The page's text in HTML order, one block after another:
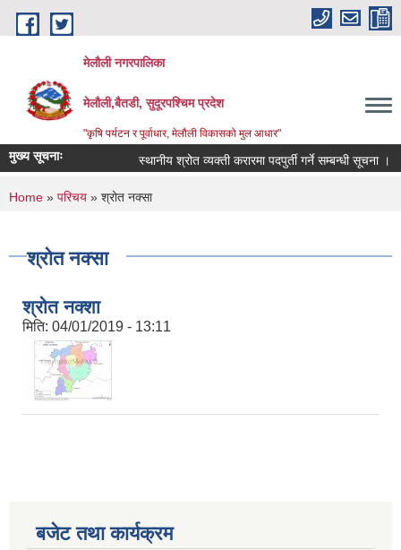
Skip to main content
मेलौली नगरपालिका
मेलौली,बैतडी, सुदूरपश्‍चिम प्रदेश
"कृषि पर्यटन र पूर्वाधार, मेलौली विकासको मुल आधार"
मुख्य सूचनाः स्थानीय श्रोत व्यक्ती करारमा पदपुर्ती गर्ने सम्बन्धी सूचना ।
You are here
Home » परिचय » श्रोत नक्सा
श्रोत नक्सा
श्रोत नक्शा
मिति: 04/01/2019 - 13:11
बजेट तथा कार्यक्रम